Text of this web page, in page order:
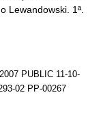
Lewandowski. 1ª.
PUBLIC 11-10-
02 PP-00267